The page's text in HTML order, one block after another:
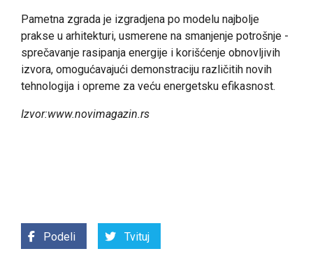
Pametna zgrada je izgradjena po modelu najbolje
prakse u arhitekturi, usmerene na smanjenje potrošnje -
sprečavanje rasipanja energije i korišćenje obnovljivih
izvora, omogućavajući demonstraciju različitih novih
tehnologija i opreme za veću energetsku efikasnost.
Izvor:www.novimagazin.rs
Podeli Tvituj